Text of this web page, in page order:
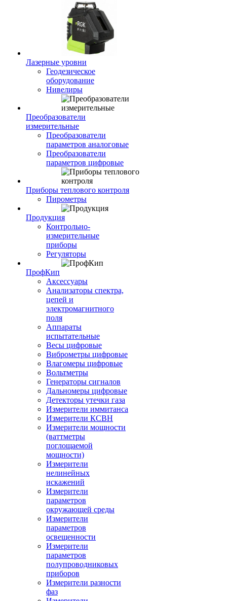
Лазерные уровни
Геодезическое
оборудование
Нивелиры
Преобразователи
измерительные
Преобразователи
параметров аналоговые
Преобразователи
параметров цифровые
Приборы теплового контроля
Пирометры
Продукция
Контрольно-
измерительные
приборы
Регуляторы
ПрофКип
Аксессуары
Анализаторы спектра,
цепей и
электромагнитного
поля
Аппараты
испытательные
Весы цифровые
Виброметры цифровые
Влагомеры цифровые
Вольтметры
Генераторы сигналов
Дальномеры цифровые
Детекторы утечки газа
Измерители иммитанса
Измерители КСВН
Измерители мощности
(ваттметры
поглощаемой
мощности)
Измерители
нелинейных
искажений
Измерители
параметров
окружающей среды
Измерители
параметров
освещенности
Измерители
параметров
полупроводниковых
приборов
Измерители разности
фаз